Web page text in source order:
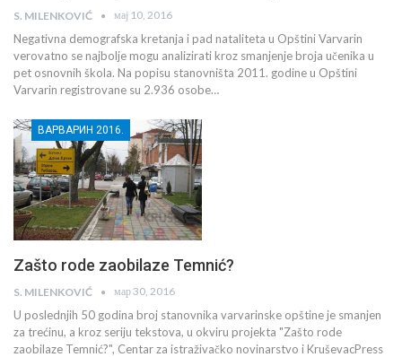
S. MILENKOVIĆ мај 10, 2016
Negativna demografska kretanja i pad nataliteta u Opštini Varvarin
verovatno se najbolje mogu analizirati kroz smanjenje broja učenika u
pet osnovnih škola. Na popisu stanovništa 2011. godine u Opštini
Varvarin registrovane su 2.936 osobe…
ВАРВАРИН 2016.
Zašto rode zaobilaze Temnić?
S. MILENKOVIĆ мар 30, 2016
U poslednjih 50 godina broj stanovnika varvarinske opštine je smanjen
za trećinu, a kroz seriju tekstova, u okviru projekta "Zašto rode
zaobilaze Temnić?", Centar za istraživačko novinarstvo i KruševacPress